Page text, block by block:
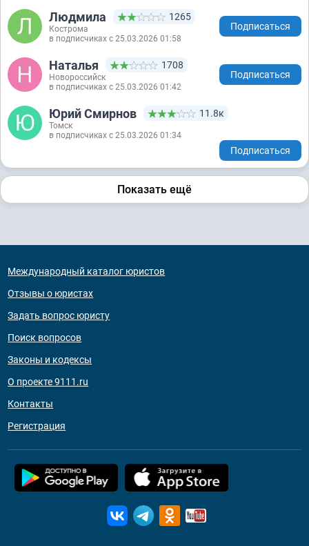
Людмила 1265
Кострома
в подписчиках с 25.03.2026 01:58
Подписаться
Наталья 1708
Новороссийск
в подписчиках с 25.03.2026 01:42
Подписаться
Юрий Смирнов 11.8к
Томск
в подписчиках с 25.03.2026 01:34
Подписаться
Показать ещё
Международный каталог юристов
Отзывы о юристах
Задать вопрос юристу
Поиск вопросов
Законы и кодексы
О проекте 9111.ru
Контакты
Регистрация